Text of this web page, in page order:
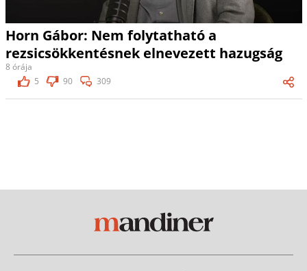
Horn Gábor: Nem folytatható a
rezsicsökkentésnek elnevezett hazugság
8 órája
5
90 309